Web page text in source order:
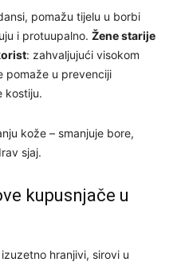
pomažu tijelu u borbi
i protuupalno. Žene starije
: zahvaljujući visokom
pomaže u prevenciji
kostiju.
kože – smanjuje bore,
sjaj.
kupusnjače u
hranjivi, sirovi u